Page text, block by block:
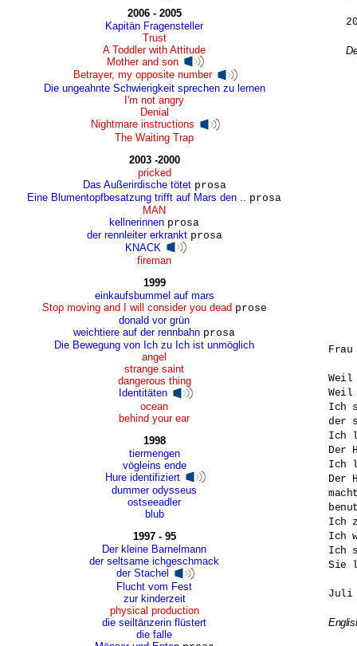
2006 - 2005
Kapitän Fragensteller
Trust
A Toddler with Attitude
Mother and son
Betrayer, my opposite number
Die ungeahnte Schwierigkeit sprechen zu lernen
I'm not angry
Denial
Nightmare instructions
The Waiting Trap
2003 -2000
pricked
Das Außerirdische tötet prosa
Eine Blumentopfbesatzung trifft auf Mars den ..
prosa
MAN
kellnerinnen prosa
der rennleiter erkrankt prosa
KNACK
fireman
1999
einkaufsbummel auf mars
Stop moving and I will consider you dead prose
donald vor grün
weichtiere auf der rennbahn prosa
Die Bewegung von Ich zu Ich ist unmöglich
angel
strange saint
dangerous thing
Identitäten
ocean
behind your ear
1998
tiermengen
vögleins ende
Hure identifiziert
dummer odysseus
ostseeadler
blub
1997 - 95
Der kleine Barnelmann
der seltsame ichgeschmack
der Stachel
Flucht vom Fest
zur kinderzeit
physical production
die seiltänzerin flüstert
die falle
Frau
Ich
der
Ich
Der
Ich
Der
Ich
Ich
Ich
Sie
Juli